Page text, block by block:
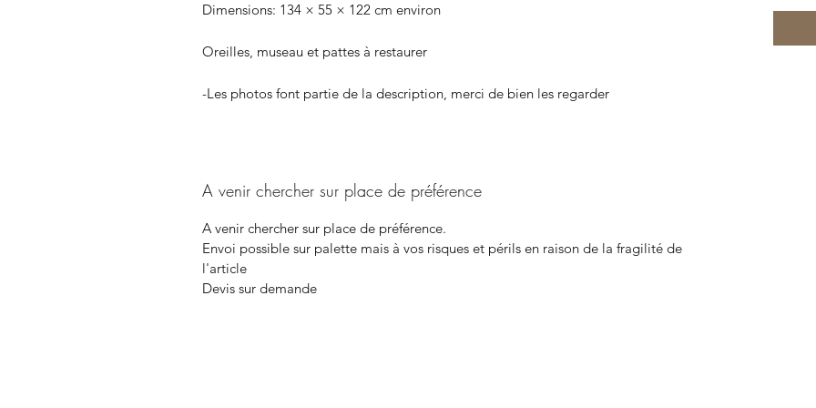
Dimensions: 134 × 55 × 122 cm environ
Oreilles, museau et pattes à restaurer
-Les photos font partie de la description, merci de bien les regarder
A venir chercher sur place de préférence
A venir chercher sur place de préférence.
Envoi possible sur palette mais à vos risques et périls en raison de la fragilité de
l'article
Devis sur demande